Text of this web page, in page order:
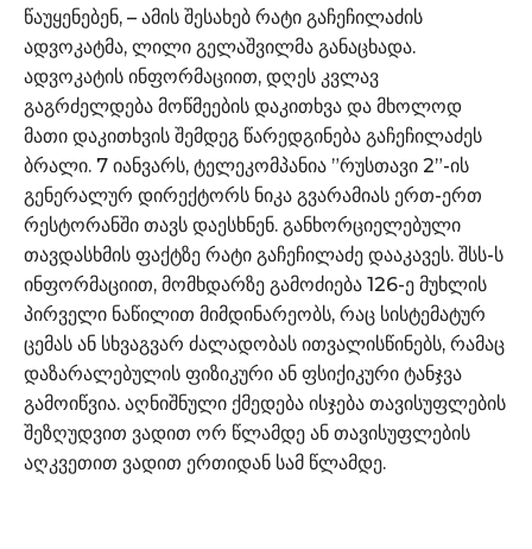
წაუყენებენ, – ამის შესახებ რატი გაჩეჩილაძის
ადვოკატმა, ლილი გელაშვილმა განაცხადა.
ადვოკატის ინფორმაციით, დღეს კვლავ
გაგრძელდება მოწმეების დაკითხვა და მხოლოდ
მათი დაკითხვის შემდეგ წარედგინება გაჩეჩილაძეს
ბრალი. 7 იანვარს, ტელეკომპანია ”რუსთავი 2”-ის
გენერალურ დირექტორს ნიკა გვარამიას ერთ-ერთ
რესტორანში თავს დაესხნენ. განხორციელებული
თავდასხმის ფაქტზე რატი გაჩეჩილაძე დააკავეს. შსს-ს
ინფორმაციით, მომხდარზე გამოძიება 126-ე მუხლის
პირველი ნაწილით მიმდინარეობს, რაც სისტემატურ
ცემას ან სხვაგვარ ძალადობას ითვალისწინებს, რამაც
დაზარალებულის ფიზიკური ან ფსიქიკური ტანჯვა
გამოიწვია. აღნიშნული ქმედება ისჯება თავისუფლების
შეზღუდვით ვადით ორ წლამდე ან თავისუფლების
აღკვეთით ვადით ერთიდან სამ წლამდე.